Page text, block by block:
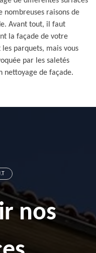
nombreuses raisons de
Avant tout, il faut
la façade de votre
les parquets, mais vous
par les saletés
nettoyage de façade.
nos